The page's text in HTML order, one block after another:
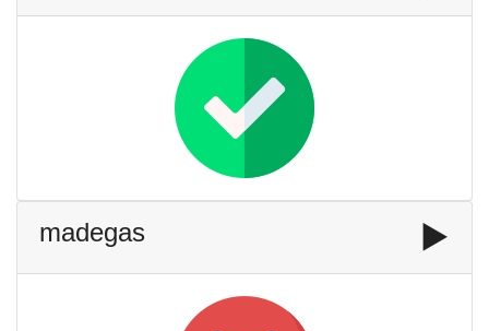
madegas ▶️